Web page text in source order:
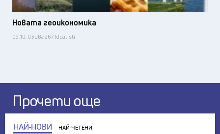
Новата геоикономика
09:10, 03 авг 26 / Idealisti
Прочети още
НАЙ-НОВИ НАЙ-ЧЕТЕНИ